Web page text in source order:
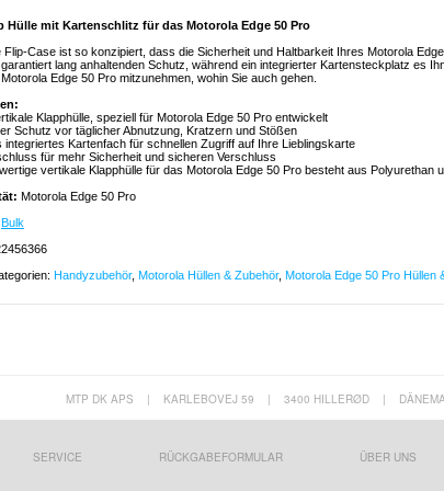
Hülle mit Kartenschlitz für das Motorola Edge 50 Pro
Flip-Case ist so konzipiert, dass die Sicherheit und Haltbarkeit Ihres Motorola
lang anhaltenden Schutz, während ein integrierter Kartensteckplatz es
Edge 50 Pro mitzunehmen, wohin Sie auch gehen.
Klapphülle, speziell für Motorola Edge 50 Pro entwickelt
Schutz vor täglicher Abnutzung, Kratzern und Stößen
integriertes Kartenfach für schnellen Zugriff auf Ihre Lieblingskarte
für mehr Sicherheit und sicheren Verschluss
vertikale Klapphülle für das Motorola Edge 50 Pro besteht aus Polyurethan
Motorola Edge 50 Pro
Bulk
Handyzubehör, Motorola Hüllen & Zubehör, Motorola Edge 50 Pro Hüllen
MTP DK APS | KARLEBOVEJ 59 | 3400 HILLERØD |
SERVICE RÜCKGABEFORMULAR ÜBER UNS